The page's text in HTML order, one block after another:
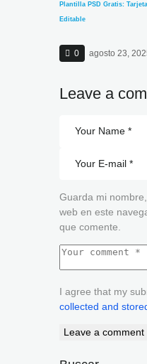
Plantilla PSD Gratis:
Editable
0 agosto 23,
Leave a
Guarda mi
web en este
que comente.
I agree that my
collected and